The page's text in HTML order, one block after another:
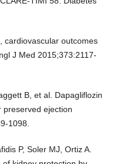
cardiovascular outcomes
J Med 2015;373:2117-
B, et al. Dapagliflozin
preserved ejection
1098.
P, Soler MJ, Ortiz A.